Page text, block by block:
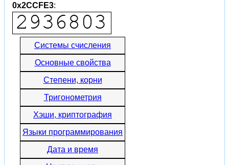
0x2CCFE3:
Системы счисления
Основные свойства
Степени, корни
Тригонометрия
Хэши, криптография
Языки программирования
Дата и время